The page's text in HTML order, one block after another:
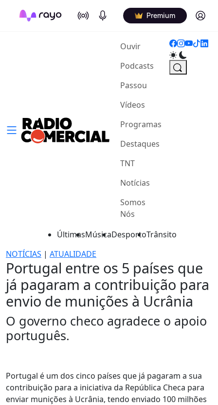
On Air Podcasts Premium Log in
Ouvir(current)
Podcasts
Passou
Vídeos
Programas
Destaques
TNT
Notícias
Somos
Nós
ÚltimasMúsicaDesportoTrânsito
NOTÍCIAS | ATUALIDADE
Portugal entre os 5 países que
já pagaram a contribuição para
envio de munições à Ucrânia
O governo checo agradece o apoio
português.
Portugal é um dos cinco países que já pagaram a sua
contribuição para a iniciativa da República Checa para
enviar munições à Ucrânia, tendo enviado 100 milhões